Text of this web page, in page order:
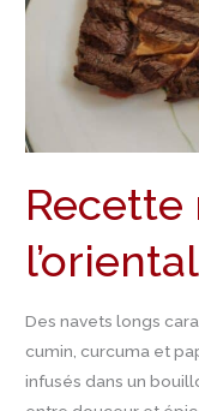
Recette
Des navets longs
cumin, curcuma et
infusés dans un
l’orientale